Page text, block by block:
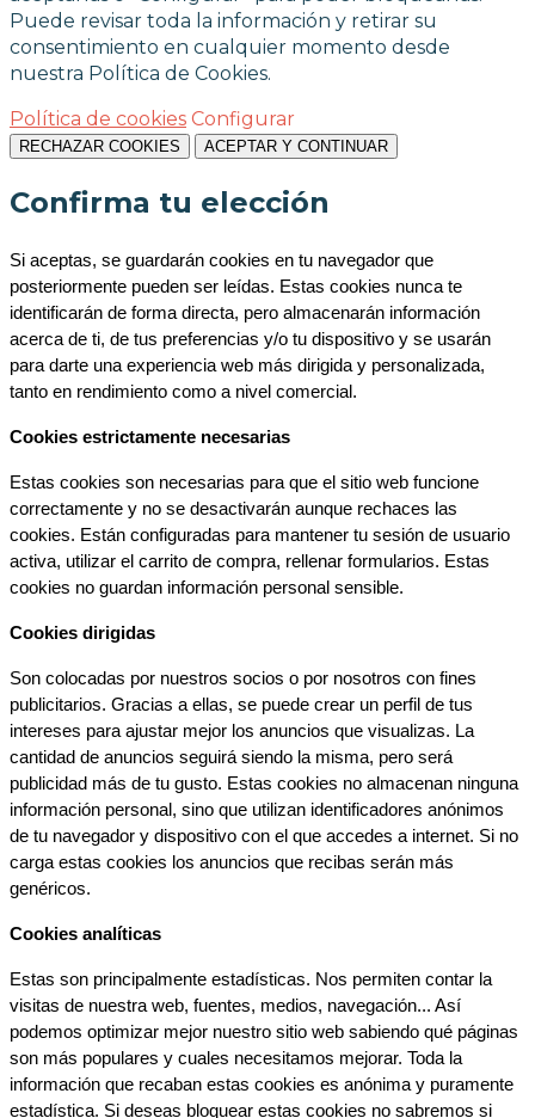
Puede revisar toda la información y retirar su
consentimiento en cualquier momento desde
nuestra Política de Cookies.
Política de cookies Configurar
RECHAZAR COOKIES ACEPTAR Y CONTINUAR
Confirma tu elección
Si aceptas, se guardarán cookies en tu navegador que
posteriormente pueden ser leídas. Estas cookies nunca te
identificarán de forma directa, pero almacenarán información
acerca de ti, de tus preferencias y/o tu dispositivo y se usarán
para darte una experiencia web más dirigida y personalizada,
tanto en rendimiento como a nivel comercial.
Cookies estrictamente necesarias
Estas cookies son necesarias para que el sitio web funcione
correctamente y no se desactivarán aunque rechaces las
cookies. Están configuradas para mantener tu sesión de usuario
activa, utilizar el carrito de compra, rellenar formularios. Estas
cookies no guardan información personal sensible.
Cookies dirigidas
Son colocadas por nuestros socios o por nosotros con fines
publicitarios. Gracias a ellas, se puede crear un perfil de tus
intereses para ajustar mejor los anuncios que visualizas. La
cantidad de anuncios seguirá siendo la misma, pero será
publicidad más de tu gusto. Estas cookies no almacenan ninguna
información personal, sino que utilizan identificadores anónimos
de tu navegador y dispositivo con el que accedes a internet. Si no
carga estas cookies los anuncios que recibas serán más
genéricos.
Cookies analíticas
Estas son principalmente estadísticas. Nos permiten contar la
visitas de nuestra web, fuentes, medios, navegación... Así
podemos optimizar mejor nuestro sitio web sabiendo qué páginas
son más populares y cuales necesitamos mejorar. Toda la
información que recaban estas cookies es anónima y puramente
estadística. Si deseas bloquear estas cookies no sabremos si